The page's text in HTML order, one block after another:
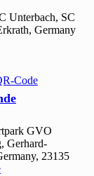
Unterbach, SC
Germany
Code
GVO
Gerhard-
23135